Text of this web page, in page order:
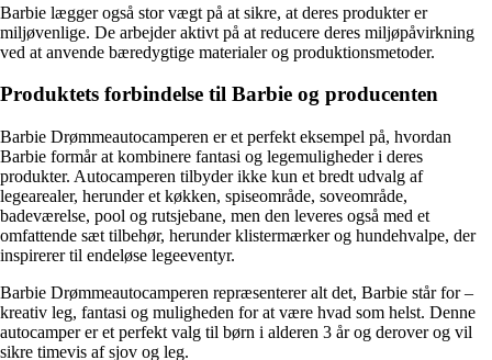
Barbie lægger også stor vægt på at sikre, at deres produkter er
miljøvenlige. De arbejder aktivt på at reducere deres miljøpåvirkning
ved at anvende bæredygtige materialer og produktionsmetoder.
Produktets forbindelse til Barbie og producenten
Barbie Drømmeautocamperen er et perfekt eksempel på, hvordan
Barbie formår at kombinere fantasi og legemuligheder i deres
produkter. Autocamperen tilbyder ikke kun et bredt udvalg af
legearealer, herunder et køkken, spiseområde, soveområde,
badeværelse, pool og rutsjebane, men den leveres også med et
omfattende sæt tilbehør, herunder klistermærker og hundehvalpe, der
inspirerer til endeløse legeeventyr.
Barbie Drømmeautocamperen repræsenterer alt det, Barbie står for –
kreativ leg, fantasi og muligheden for at være hvad som helst. Denne
autocamper er et perfekt valg til børn i alderen 3 år og derover og vil
sikre timevis af sjov og leg.